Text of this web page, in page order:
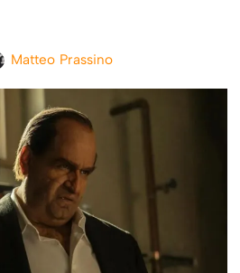
Matteo Prassino